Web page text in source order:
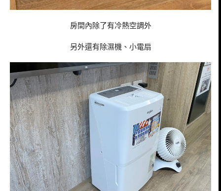
房間內除了有冷熱空調外
另外還有除濕機、小電扇